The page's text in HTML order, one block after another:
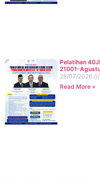
Pelatihan
21001-
28/07/2026
Read More »